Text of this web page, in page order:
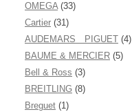
OMEGA(33)
Cartier (31)
AUDEMARS PIGUET (4)
BAUME & MERCIER (5)
Bell & Ross (3)
BREITLING (8)
Breguet (1)